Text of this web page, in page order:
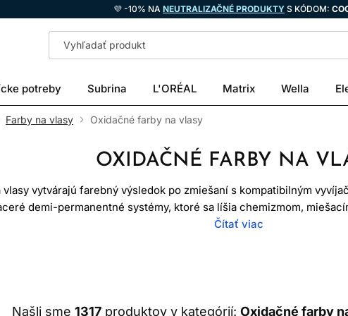
💜 -10% NA NEUTRALIZAČNÉ PRODUKTY S KÓDOM:
potreby Subrina L'ORÉAL Matrix Wella
Farby na vlasy Oxidačné farby na vlasy
OXIDAČNÉ FARBY NA
vlasy vytvárajú farebný výsledok po zmiešaní s kompatibilným
demi-permanentné systémy, ktoré sa líšia chemizmom,
pigment a mierou krytia šedivých vlasov. Oxidačné farby preto
alebo gélu s určeným oxidantom začne oxidačná reakcia.
Čítať viac
Našli sme 1317 produktov v kategórií: Oxidačné farby